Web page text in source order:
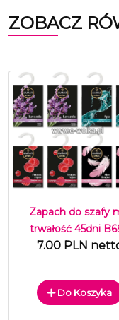
ZOBACZ
Zapach do szafy
trwałość 45dni
7.00 PLN
Do Koszyka